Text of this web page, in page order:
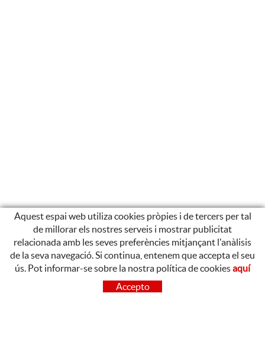
CONTACTE
Aquest espai web utiliza cookies pròpies i de tercers per tal
de millorar els nostres serveis i mostrar publicitat
relacionada amb les seves preferències mitjançant l'anàlisis
de la seva navegació. Si continua, entenem que accepta el seu
ús. Pot informar-se sobre la nostra política de cookiesaquí
Accepto